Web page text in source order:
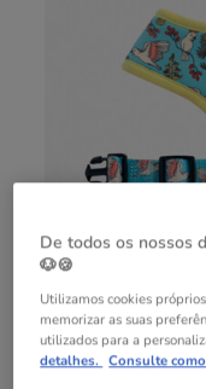
De todos os nossos
🐶🍪
Utilizamos cookies
memorizar as suas
utilizados para a
detalhes. Consulte